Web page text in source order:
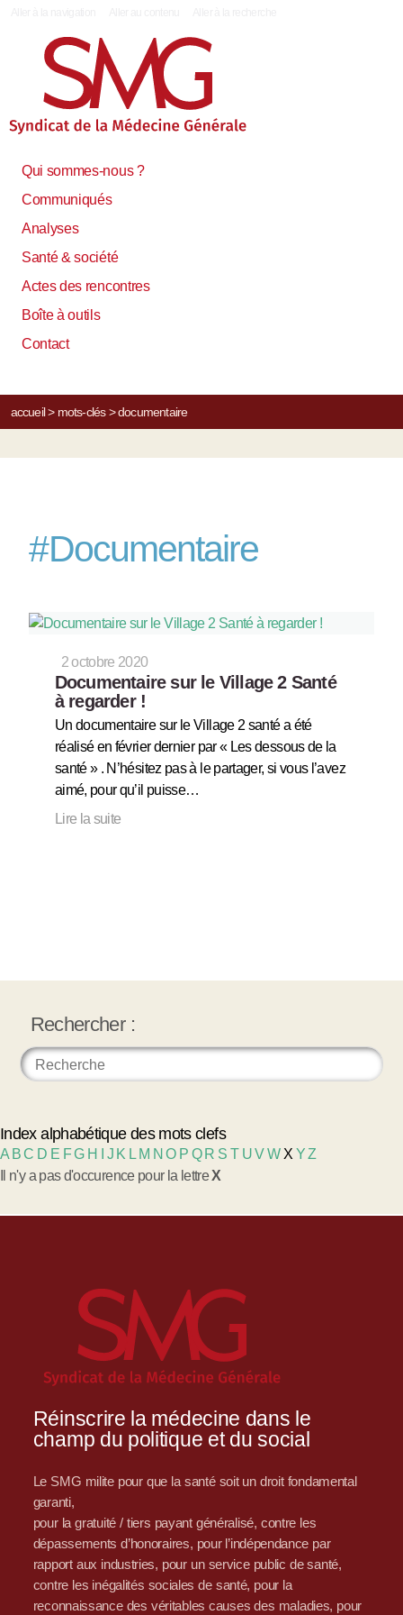
Qui sommes-nous ?
Communiqués
Analyses
Santé & société
Actes des rencontres
Boîte à outils
Contact
accueil> mots-clés> documentaire
#Documentaire
2 octobre 2020
Documentaire sur le Village 2 Santé
à regarder !
Un documentaire sur le Village 2 santé a été
réalisé en février dernier par « Les dessous de la
santé » . N’hésitez pas à le partager, si vous l’avez
aimé, pour qu’il puisse…
Lire la suite
Rechercher :
Index alphabétique des mots clefs
A BC D E FG H J K L M NO P Q R S T UVW X YZ
Il n'y a pas d'occurence pour la lettreX
Réinscrire la médecine dans le
champ du politique et du social
Le SMG milite pour que la santé soit un droit fondamental
garanti,
pour la gratuité / tiers payant généralisé, contre les
dépassements d’honoraires, pour l’indépendance par
rapport aux industries, pour un service public de santé,
contre les inégalités sociales de santé, pour la
reconnaissance des véritables causes des maladies, pour